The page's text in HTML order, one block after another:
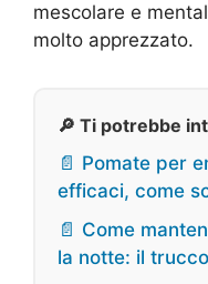
mescolare e
molto apprezzato.
🔎 Ti potrebbe
📄 Pomate per
efficaci, come
📄 Come
la notte: il